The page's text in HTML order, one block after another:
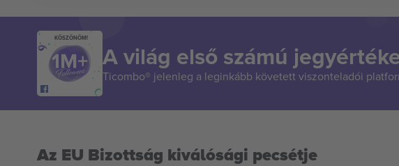
KÖSZÖNÖM!
A világ első számú
Ticombo® jelenleg a leginkább követett viszonteladói
Az EU Bizottság kiválósági pecsétje